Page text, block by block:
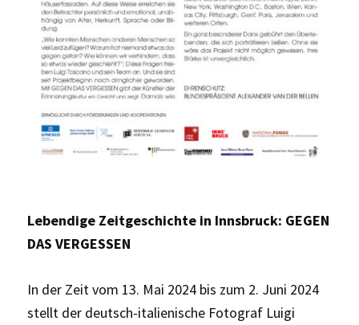
Lebendige Zeitgeschichte in Innsbruck: GEGEN
DAS VERGESSEN
In der Zeit vom 13. Mai 2024 bis zum 2. Juni 2024
stellt der deutsch-italienische Fotograf Luigi